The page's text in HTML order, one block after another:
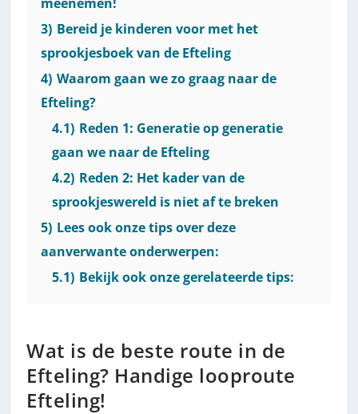
3) Bereid je kinderen voor met het
sprookjesboek van de Efteling
4) Waarom gaan we zo graag naar de
Efteling?
4.1) Reden 1: Generatie op generatie
gaan we naar de Efteling
4.2) Reden 2: Het kader van de
sprookjeswereld is niet af te breken
5) Lees ook onze tips over deze
aanverwante onderwerpen:
5.1) Bekijk ook onze gerelateerde tips:
Wat is de beste route in de
Efteling? Handige looproute
Efteling!